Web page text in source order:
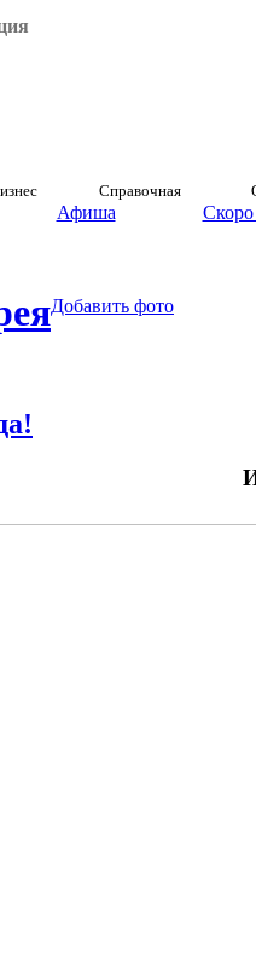
Справочная
Афиша
Добавить фото